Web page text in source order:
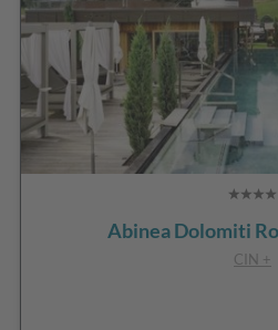
Abinea Dolomiti
CIN +